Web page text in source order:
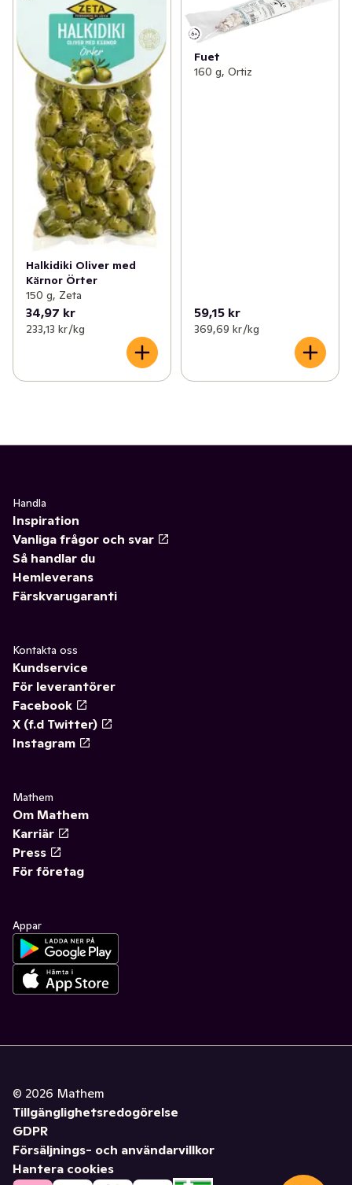
Halkidiki Oliver med
Kärnor Örter
150 g, Zeta
34,97 kr
233,13 kr /kg
Fuet
160 g, Ortiz
59,15 kr
369,69 kr /kg
Handla
Inspiration
Vanliga frågor och svar
Så handlar du
Hemleverans
Färskvarugaranti
Kontakta oss
Kundservice
För leverantörer
Facebook
X (f.d Twitter)
Instagram
Mathem
Om Mathem
Karriär
Press
För företag
Appar
© 2026 Mathem
Tillgänglighetsredogörelse
GDPR
Försäljnings- och användarvillkor
Hantera cookies